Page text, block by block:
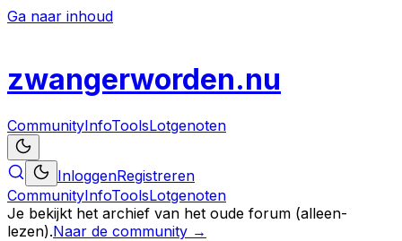
Ga naar inhoud
zwangerworden.nu
CommunityInfoToolsLotgenoten
InloggenRegistreren
CommunityInfoToolsLotgenoten
Je bekijkt het archief van het oude forum (alleen-
lezen).Naar de community →